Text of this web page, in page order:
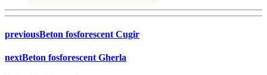
previousBeton fosforescent Cugir
nextBeton fosforescent Gherla